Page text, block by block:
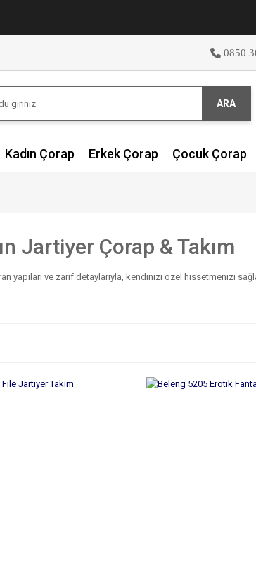
0850
ARA
Kadın Çorap Erkek Çorap Çocuk Çorap
Jartiyer Çorap & Takım
yapıları ve zarif detaylarıyla, kendinizi özel hissetmenizi